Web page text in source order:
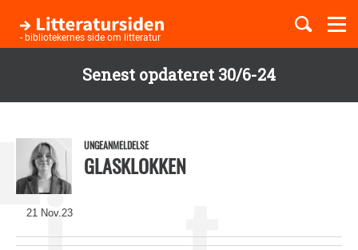
Senest opdateret 30/6-24
hovedindhold
- bibliotekernes side om litteratur
Børnebøger
21 Nov.23
UNGEANMELDELSE
GLASKLOKKEN